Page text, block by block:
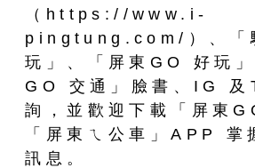
（https://www.i-
pingtung.com/）、「
玩」、「屏東GO 好玩」
GO 交通」臉書、IG
詢，並歡迎下載「屏東
「屏東ㄟ公車」APP 掌
訊息。